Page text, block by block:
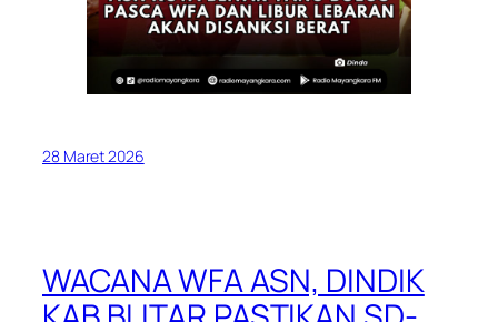
28 Maret 2026
WACANA WFA ASN, DINDIK